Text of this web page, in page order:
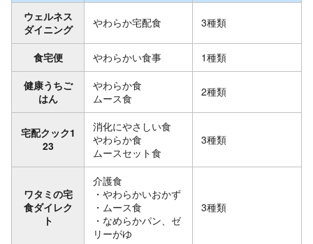
ウェルネス
ダイニング
やわらか宅配食 3種類
食宅便 やわらかい食事
1種類
健康うちご
はん
やわらか食
ムース食
2種類
宅配クック1
23
消化にやさしい食
やわらか食
ムースセット食
3種類
ワタミの宅
食ダイレク
ト
介護食
・やわらかいおかず
・ムース食
・なめらかパン、ゼ
リーがゆ
3種類